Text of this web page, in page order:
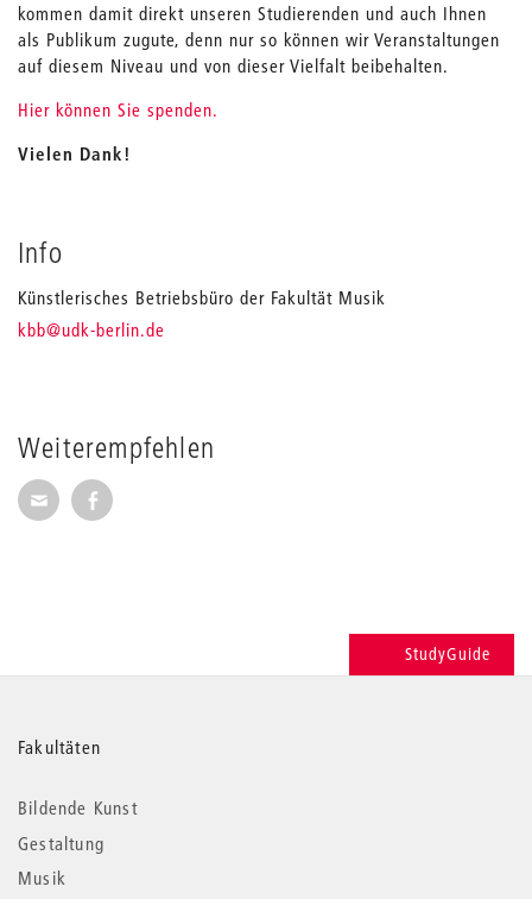
Weiterempfehlen
Seite per E-Mail weiterempfehlen
Seite auf Facebook weiterempfehlen
kommen damit direkt unseren Studierenden und auch Ihnen
als Publikum zugute, denn nur so können wir Veranstaltungen
auf diesem Niveau und von dieser Vielfalt beibehalten.
Hier können Sie spenden.
Vielen Dank!
Info
Künstlerisches Betriebsbüro der Fakultät Musik
kbb_
@udk-berlin.de
StudyGuide
Weitere
Informationen
Fakultäten
Bildende Kunst
Gestaltung
Musik